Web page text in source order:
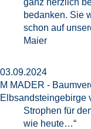
ganz herzlich
bedanken. Sie
schon auf
Maier
03.09.2024
M MADER -
Elbsandsteingebirge
Strophen für
wie heute…“